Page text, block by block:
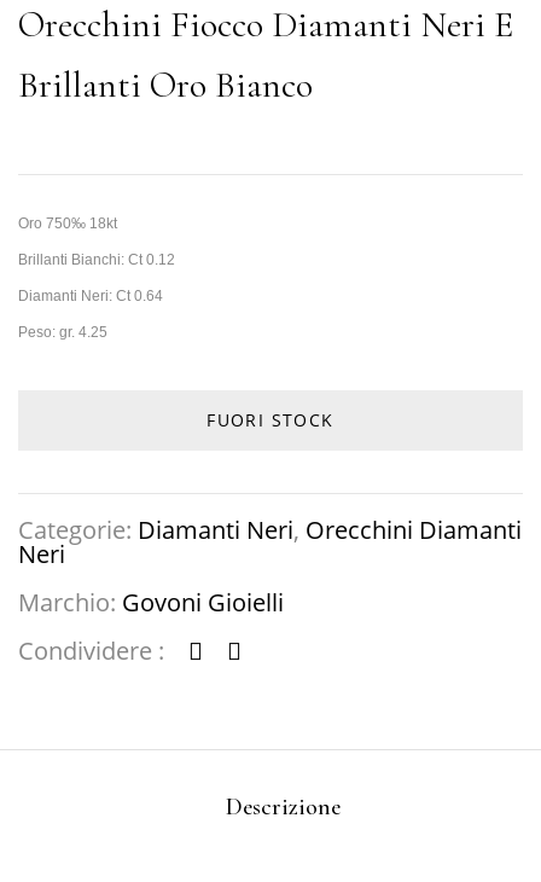
Orecchini Fiocco Diamanti Neri E
Brillanti Oro Bianco
Oro 750‰ 18kt
Brillanti Bianchi: Ct 0.12
Diamanti Neri: Ct 0.64
Peso: gr. 4.25
FUORI STOCK
Categorie: Diamanti Neri, Orecchini Diamanti
Neri
Marchio: Govoni Gioielli
Condividere :
Descrizione